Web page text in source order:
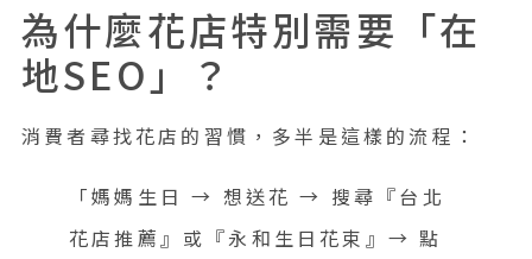
為什麼花店特別需要「在
地SEO」？
消費者尋找花店的習慣，多半是這樣的流程：
「媽媽生日 → 想送花 → 搜尋『台北
花店推薦』或『永和生日花束』→ 點